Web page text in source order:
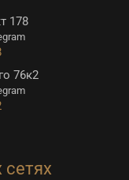
178
76к2